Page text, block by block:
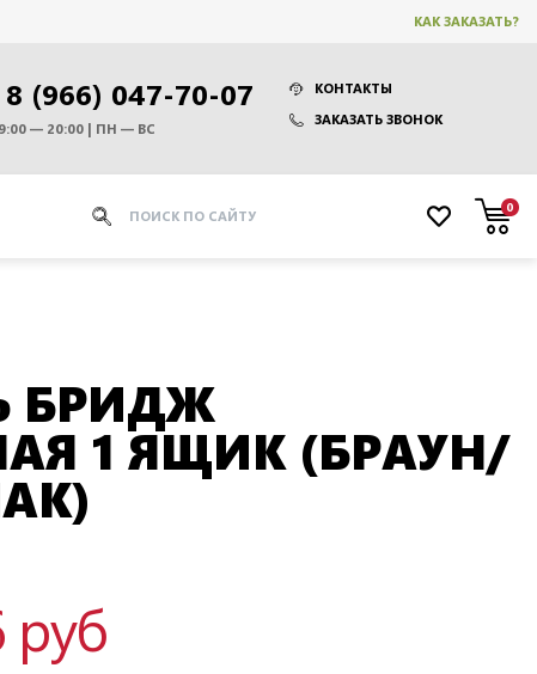
КАК ЗАКАЗАТЬ?
8 (966) 047-70-07
КОНТАКТЫ
ЗАКАЗАТЬ ЗВОНОК
9:00 — 20:00 | ПН — ВС
0
БРИДЖ
1 ЯЩИК (БРАУН/
руб